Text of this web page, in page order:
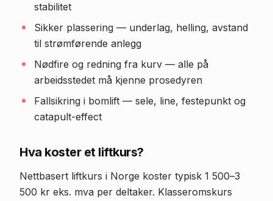
stabilitet
Sikker plassering — underlag, helling, avstand
til strømførende anlegg
Nødfire og redning fra kurv — alle på
arbeidsstedet må kjenne prosedyren
Fallsikring i bomlift — sele, line, festepunkt og
catapult-effect
Hva koster et liftkurs?
Nettbasert liftkurs i Norge koster typisk 1 500–3
500 kr eks. mva per deltaker. Klasseromskurs